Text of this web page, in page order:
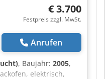
einsehen
Bakeres-Profil.
€ 3.700
Festpreis zzgl. MwSt.
Anrufen
, Baujahr: 2005,
elektrisch,